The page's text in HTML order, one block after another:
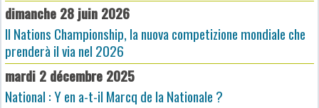
dimanche 28 juin 2026
Il Nations Championship, la nuova competizione mondiale che
prenderà il via nel 2026
mardi 2 décembre 2025
National : Y en a-t-il Marcq de la Nationale ?